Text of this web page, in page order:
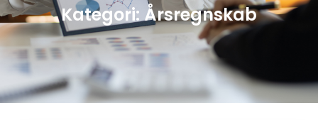
Kategori: Årsregnskab